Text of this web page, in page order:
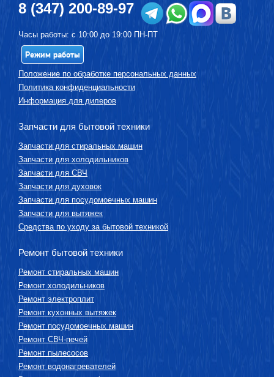
8 (347) 200-89-97
Часы работы: с 10:00 до 19:00 ПН-ПТ
Режим работы
Положение по обработке персональных данных
Политика конфиденциальности
Информация для дилеров
Запчасти для бытовой техники
Запчасти для стиральных машин
Запчасти для холодильников
Запчасти для СВЧ
Запчасти для духовок
Запчасти для посудомоечных машин
Запчасти для вытяжек
Средства по уходу за бытовой техникой
Ремонт бытовой техники
Ремонт стиральных машин
Ремонт холодильников
Ремонт электроплит
Ремонт кухонных вытяжек
Ремонт посудомоечных машин
Ремонт СВЧ-печей
Ремонт пылесосов
Ремонт водонагревателей